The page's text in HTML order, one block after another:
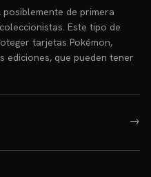
posiblemente de primera
Este tipo de
tarjetas Pokémon,
ediciones, que pueden tener
→